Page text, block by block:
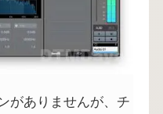
がありませんが、チ